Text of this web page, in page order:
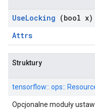
UseLocking (bool x)
Attrs
Struktury
tensorflow:: ops::
Opcjonalne moduły